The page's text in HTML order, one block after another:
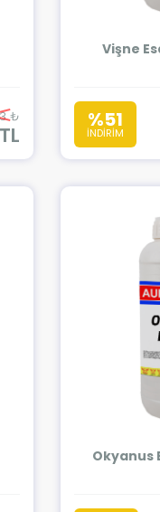
₺
Vişne
%51
İNDİRİM
Okyanus